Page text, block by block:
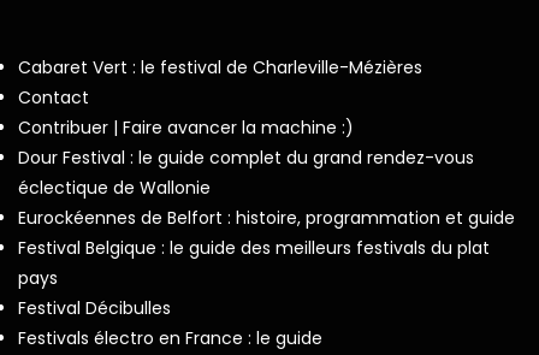
Cabaret Vert : le festival de Charleville-Mézières
Contact
Contribuer | Faire avancer la machine :)
Dour Festival : le guide complet du grand rendez-vous
éclectique de Wallonie
Eurockéennes de Belfort : histoire, programmation et guide
Festival Belgique : le guide des meilleurs festivals du plat
pays
Festival Décibulles
Festivals électro en France : le guide